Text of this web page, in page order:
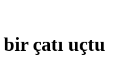
çatı uçtu